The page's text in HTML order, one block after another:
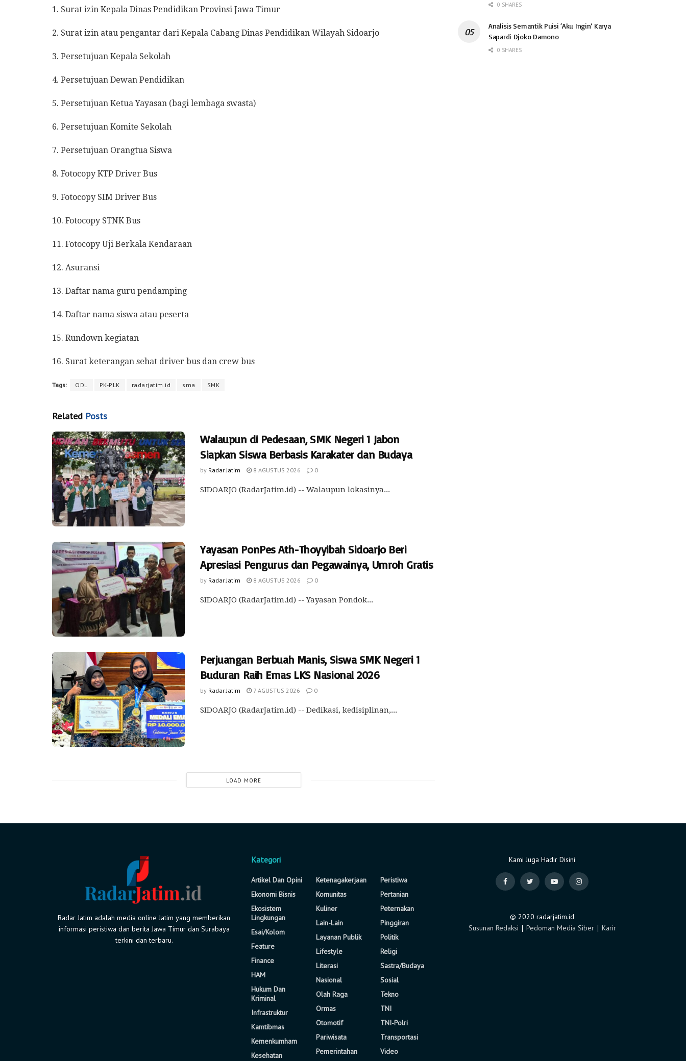
1. Surat izin Kepala Dinas Pendidikan Provinsi Jawa Timur
2. Surat izin atau pengantar dari Kepala Cabang Dinas Pendidikan Wilayah Sidoarjo
3. Persetujuan Kepala Sekolah
4. Persetujuan Dewan Pendidikan
5. Persetujuan Ketua Yayasan (bagi lembaga swasta)
6. Persetujuan Komite Sekolah
7. Persetujuan Orangtua Siswa
8. Fotocopy KTP Driver Bus
9. Fotocopy SIM Driver Bus
10. Fotocopy STNK Bus
11. Fotocopy Uji Berkala Kendaraan
12. Asuransi
13. Daftar nama guru pendamping
14. Daftar nama siswa atau peserta
15. Rundown kegiatan
16. Surat keterangan sehat driver bus dan crew bus
Tags: ODL PK-PLK radarjatim.id sma SMK
Related Posts
Walaupun di Pedesaan, SMK Negeri 1 Jabon
Siapkan Siswa Berbasis Karakater dan Budaya
by Radar Jatim 8 AGUSTUS 2026 0
SIDOARJO (RadarJatim.id) -- Walaupun lokasinya...
Yayasan PonPes Ath-Thoyyibah Sidoarjo Beri
Apresiasi Pengurus dan Pegawainya, Umroh Gratis
by Radar Jatim 8 AGUSTUS 2026 0
SIDOARJO (RadarJatim.id) -- Yayasan Pondok...
Perjuangan Berbuah Manis, Siswa SMK Negeri 1
Buduran Raih Emas LKS Nasional 2026
by Radar Jatim 7 AGUSTUS 2026 0
SIDOARJO (RadarJatim.id) -- Dedikasi, kedisiplinan,...
LOAD MORE
0 SHARES
Analisis Semantik Puisi ‘Aku Ingin’ Karya
Sapardi Djoko Damono
0 SHARES
Radar Jatim adalah media online Jatim yang memberikan
informasi peristiwa dan berita Jawa Timur dan Surabaya
terkini dan terbaru.
Kategori
Artikel Dan Opini
Ekonomi Bisnis
Ekosistem
Lingkungan
Esai/Kolom
Feature
Finance
HAM
Hukum Dan
Kriminal
Infrastruktur
Kamtibmas
Kemenkumham
Kesehatan
Ketenagakerjaan
Komunitas
Kuliner
Lain-Lain
Layanan Publik
Lifestyle
Literasi
Nasional
Olah Raga
Ormas
Otomotif
Pariwisata
Pemerintahan
Peristiwa
Pertanian
Peternakan
Pinggiran
Politik
Religi
Sastra/Budaya
Sosial
Tekno
TNI
TNI-Polri
Transportasi
Video
Kami Juga Hadir Disini
© 2020 radarjatim.id
Susunan Redaksi ∣ Pedoman Media Siber∣ Karir